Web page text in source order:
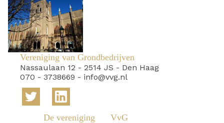
Vereniging van Grondbedrijven
Nassaulaan 12 - 2514 JS - Den Haag
070 - 3738669 - info@vvg.nl